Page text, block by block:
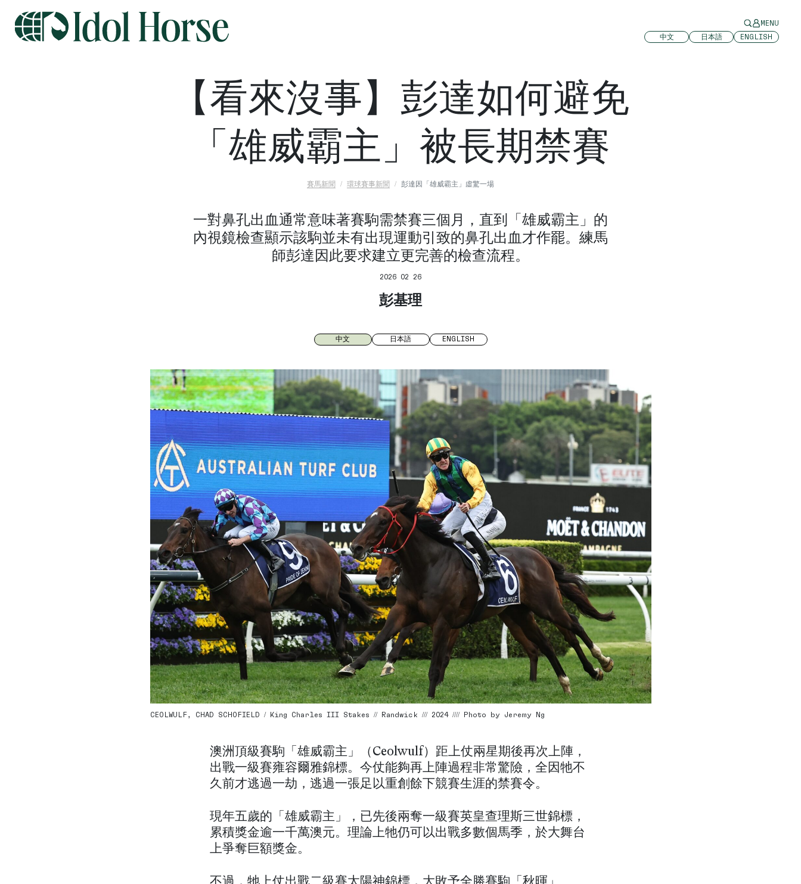
MENU
中文
日本語 ENGLISH
【看來沒事】彭達如何避免
「雄威霸主」被長期禁賽
賽馬新聞 環球賽事新聞 彭達因「雄威霸主」虛驚一場
一對鼻孔出血通常意味著賽駒需禁賽三個月，直到「雄威霸主」的
內視鏡檢查顯示該駒並未有出現運動引致的鼻孔出血才作罷。練馬
師彭達因此要求建立更完善的檢查流程。
2026 02 26
彭基理
中文 日本語 ENGLISH
CEOLWULF, CHAD SCHOFIELD / King Charles III Stakes // Randwick /// 2024 //// Photo by Jeremy Ng
澳洲頂級賽駒「雄威霸主」（Ceolwulf）距上仗兩星期後再次上陣，
出戰一級賽雍容爾雅錦標。今仗能夠再上陣過程非常驚險，全因牠不
久前才逃過一劫，逃過一張足以重創餘下競賽生涯的禁賽令。
現年五歲的「雄威霸主」，已先後兩奪一級賽英皇查理斯三世錦標，
累積獎金逾一千萬澳元。理論上牠仍可以出戰多數個馬季，於大舞台
上爭奪巨額獎金。